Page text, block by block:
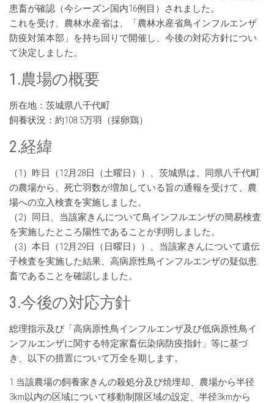
患畜が確認（今シーズン国内16例目）されました。
これを受け、農林水産省は、「農林水産省鳥インフルエンザ
防疫対策本部」を持ち回りで開催し、今後の対応方針につい
て決定しました。
1.農場の概要
所在地：茨城県八千代町
飼養状況：約108.5万羽（採卵鶏）
2.経緯
（1）昨日（12月28日（土曜日））、茨城県は、同県八千代町
の農場から、死亡羽数が増加している旨の通報を受けて、農
場への立入検査を実施しました。
（2）同日、当該家きんについて鳥インフルエンザの簡易検査
を実施したところ陽性であることが判明しました。
（3）本日（12月29日（日曜日））、当該家きんについて遺伝
子検査を実施した結果、高病原性鳥インフルエンザの疑似患
畜であることを確認しました。
3.今後の対応方針
総理指示及び「高病原性鳥インフルエンザ及び低病原性鳥イ
ンフルエンザに関する特定家畜伝染病防疫指針」等に基づ
き、以下の措置について万全を期します。
1.当該農場の飼養家きんの殺処分及び焼埋却、農場から半径
3km以内の区域について移動制限区域の設定、半径3kmから